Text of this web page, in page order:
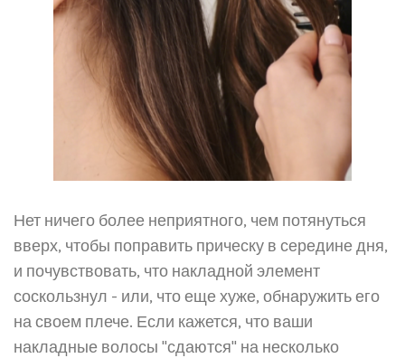
Нет ничего более неприятного, чем потянуться
вверх, чтобы поправить прическу в середине дня,
и почувствовать, что накладной элемент
соскользнул - или, что еще хуже, обнаружить его
на своем плече. Если кажется, что ваши
накладные волосы "сдаются" на несколько